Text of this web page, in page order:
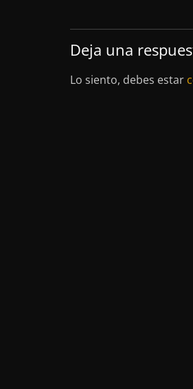
Deja una
Lo siento, debes estar